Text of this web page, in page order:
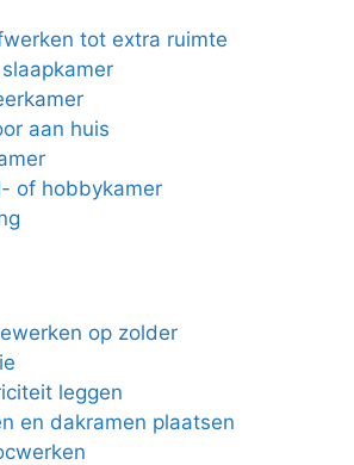
tot extra ruimte
aan huis
of hobbykamer
op zolder
leggen
en dakramen plaatsen